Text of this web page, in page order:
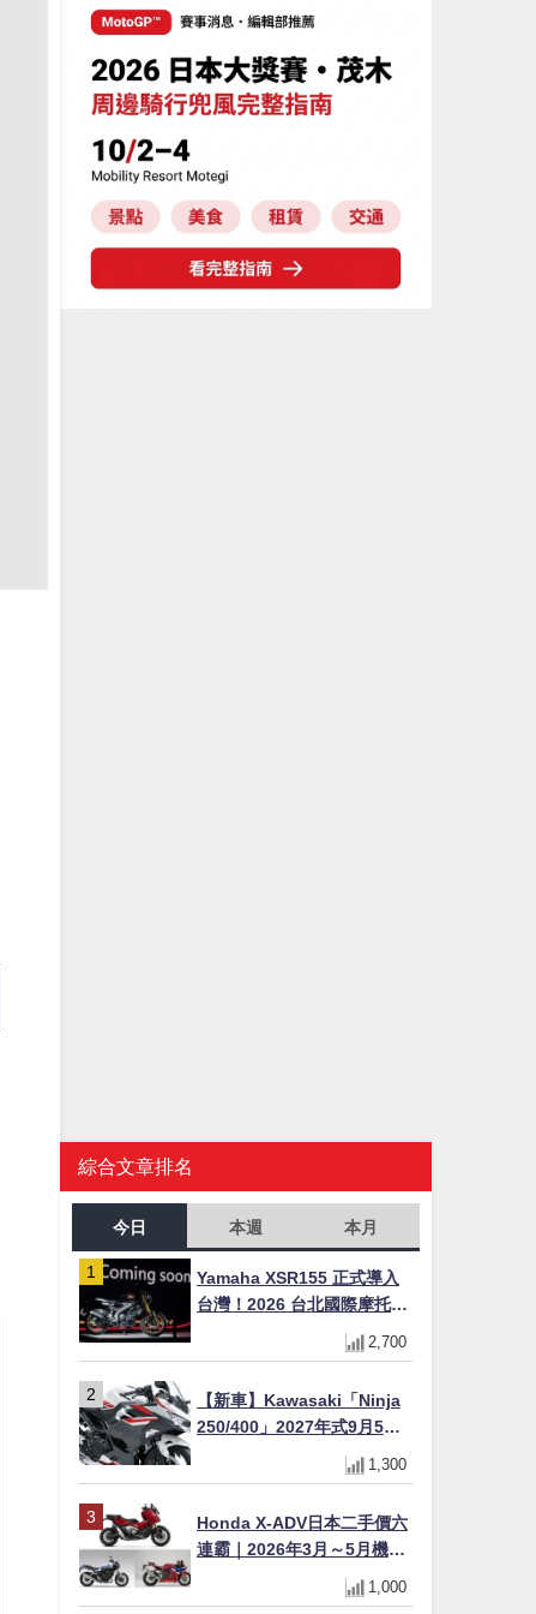
綜合文章排名
今日 本週 本月
Yamaha XSR155 正式導入
台灣！2026 台北國際摩托車
展亮相，70 週年紀念版
YZF-R 系列限量追加販售
2,700
【新車】Kawasaki「Ninja
250/400」2027年式9月5日
日本發售！新塗裝登場×價格
不變×輔助滑動式離合器
1,300
Honda X-ADV日本二手價六
連霸｜2026年3月～5月機車
轉售排行榜 CBR1000RR-R
FIREBLADE SP首度躋身前
1,000